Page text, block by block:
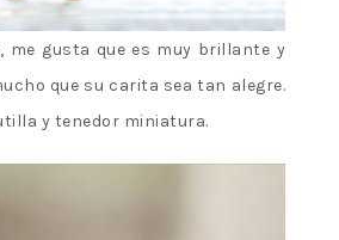
me gusta que es muy brillante y
que su carita sea tan alegre.
y tenedor miniatura.